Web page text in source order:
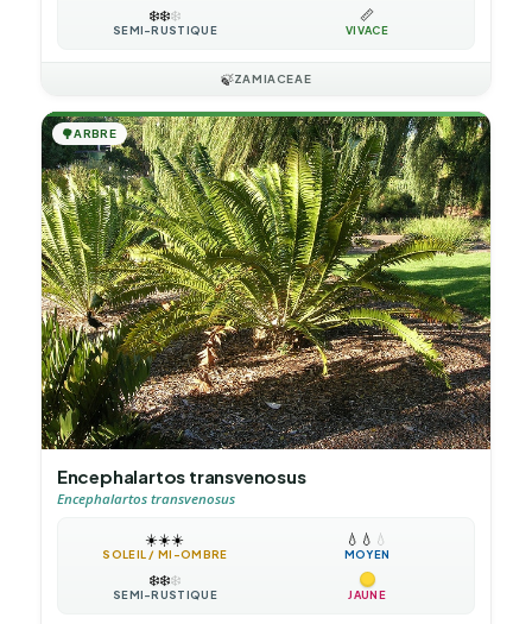
❄️❄️❄️
SEMI-RUSTIQUE
📏
VIVACE
🍃ZAMIACEAE
🌳ARBRE
Encephalartos transvenosus
Encephalartos transvenosus
☀️☀️☀️
SOLEIL / MI-OMBRE
💧 💧 💧
MOYEN
❄️❄️❄️
SEMI-RUSTIQUE JAUNE